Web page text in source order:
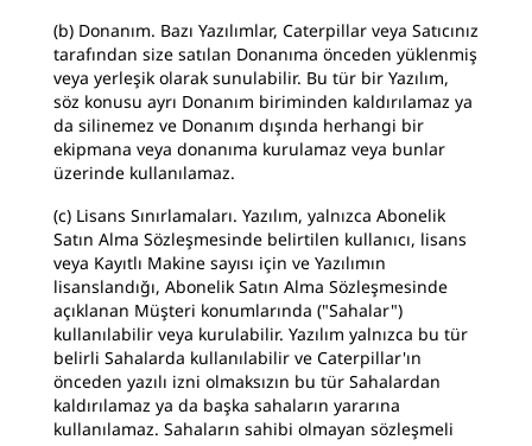
(b) Donanım. Bazı Yazılımlar, Caterpillar veya Satıcınız
tarafından size satılan Donanıma önceden yüklenmiş
veya yerleşik olarak sunulabilir. Bu tür bir Yazılım,
söz konusu ayrı Donanım biriminden kaldırılamaz ya
da silinemez ve Donanım dışında herhangi bir
ekipmana veya donanıma kurulamaz veya bunlar
üzerinde kullanılamaz.
(c) Lisans Sınırlamaları. Yazılım, yalnızca Abonelik
Satın Alma Sözleşmesinde belirtilen kullanıcı, lisans
veya Kayıtlı Makine sayısı için ve Yazılımın
lisanslandığı, Abonelik Satın Alma Sözleşmesinde
açıklanan Müşteri konumlarında ("Sahalar")
kullanılabilir veya kurulabilir. Yazılım yalnızca bu tür
belirli Sahalarda kullanılabilir ve Caterpillar'ın
önceden yazılı izni olmaksızın bu tür Sahalardan
kaldırılamaz ya da başka sahaların yararına
kullanılamaz. Sahaların sahibi olmayan sözleşmeli